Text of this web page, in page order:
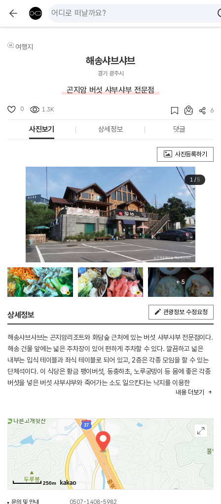
여행지
해송샤브샤브
경기 광주시
곤지암 버섯 샤부샤부 전문점
0 1.3K 6
사진보기 상세정보 댓글
사진등록하기
1/ 5
+ 5
상세정보 관광정보 수정요청
해송샤브샤브는 곤지암리조트와 화담숲 근처에 있는 버섯 샤부샤부 전문점이다.
해송 건물 앞에는 넓은 주차장이 있어 편하게 주차할 수 있다. 깔끔하고 넓은
내부는 입식 테이블과 좌식 테이블로 되어 있고, 2층은 각종 모임을 할 수 있는
단체석이다. 이 식당은 황금 팽이버섯, 동충하초, 노루궁뎅이 등 몸에 좋은 각종
버섯을 넣은 버섯 샤부샤부와 죽어가는 소도 일으킨다는 낙지를 이용한
연포탕이 유명한 곳이다. 해송에서는 간장게장과 반찬으로 나오는 양념게장을
높아 오래 기다리지 않아도 된다.
내용 더보기
250m
문의 및 안내
0507-1408-5982